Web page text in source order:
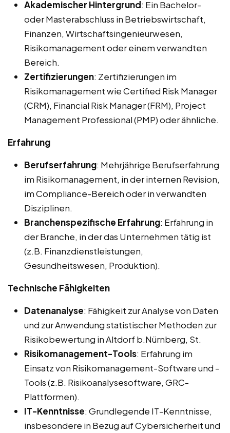
Akademischer Hintergrund: Ein Bachelor-
oder Masterabschluss in Betriebswirtschaft,
Finanzen, Wirtschaftsingenieurwesen,
Risikomanagement oder einem verwandten
Bereich.
Zertifizierungen: Zertifizierungen im
Risikomanagement wie Certified Risk Manager
(CRM), Financial Risk Manager (FRM), Project
Management Professional (PMP) oder ähnliche.
Erfahrung
Berufserfahrung: Mehrjährige Berufserfahrung
im Risikomanagement, in der internen Revision,
im Compliance-Bereich oder in verwandten
Disziplinen.
Branchenspezifische Erfahrung: Erfahrung in
der Branche, in der das Unternehmen tätig ist
(z.B. Finanzdienstleistungen,
Gesundheitswesen, Produktion).
Technische Fähigkeiten
Datenanalyse: Fähigkeit zur Analyse von Daten
und zur Anwendung statistischer Methoden zur
Risikobewertung in Altdorf b.Nürnberg, St.
Risikomanagement-Tools: Erfahrung im
Einsatz von Risikomanagement-Software und -
Tools (z.B. Risikoanalysesoftware, GRC-
Plattformen).
IT-Kenntnisse: Grundlegende IT-Kenntnisse,
insbesondere in Bezug auf Cybersicherheit und